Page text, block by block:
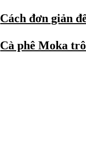
Cách đơn giản
Cà phê Moka